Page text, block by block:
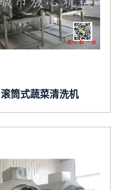
滚筒式蔬菜清洗机